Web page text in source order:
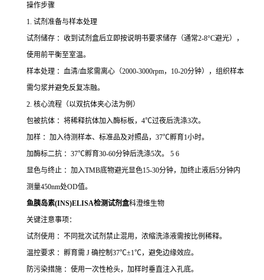
操作步骤
1. 试剂准备与样本处理
试剂储存 ：收到试剂盒后立即按说明书要求储存（通常2-8°C避光），
使用前平衡至室温。
样本处理 ：血清/血浆需离心（2000-3000rpm，10-20分钟），组织样本
需匀浆并避免反复冻融。
2. 核心流程（以双抗体夹心法为例）
包被抗体 ：将稀释抗体加入酶标板，4℃过夜后洗涤3次。
加样 ：加入待测样本、标准品及对照品，37℃孵育1小时。
加酶标二抗 ：37℃孵育30-60分钟后洗涤5次。 5 6
显色与终止 ：加入TMB底物避光显色15-30分钟，加终止液后5分钟内
测量450nm处OD值。
鱼胰岛素(INS)ELISA检测试剂盒科澄维生物
关键注意事项：
试剂使用 ：不同批次试剂禁止混用，浓缩洗涤液需按比例稀释。
温控要求 ：孵育需 J 确控制37℃±1℃，避免边缘效应。
防污染措施 ：使用一次性枪头，加样时垂直注入孔底。